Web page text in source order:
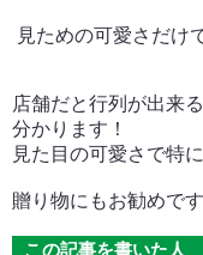
見ための可愛さだけ
店舗だと行列が出来
分かります！
見た目の可愛さで特
贈り物にもお勧めで
この記事を書いた人